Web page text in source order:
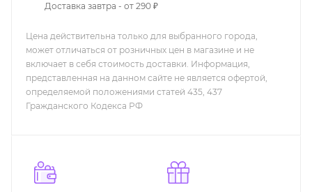
Доставка завтра - от 290 ₽
Цена действительна только для выбранного города,
может отличаться от розничных цен в магазине и не
включает в себя стоимость доставки. Информация,
представленная на данном сайте не является офертой,
определяемой положениями статей 435, 437
Гражданского Кодекса РФ